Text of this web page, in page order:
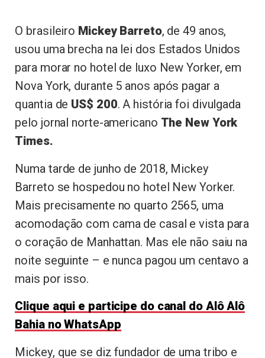
O brasileiro Mickey Barreto, de 49 anos,
usou uma brecha na lei dos Estados Unidos
para morar no hotel de luxo New Yorker, em
Nova York, durante 5 anos após pagar a
quantia de US$ 200. A história foi divulgada
pelo jornal norte-americano The New York
Times.
Numa tarde de junho de 2018, Mickey
Barreto se hospedou no hotel New Yorker.
Mais precisamente no quarto 2565, uma
acomodação com cama de casal e vista para
o coração de Manhattan. Mas ele não saiu na
noite seguinte – e nunca pagou um centavo a
mais por isso.
Clique aqui e participe do canal do Alô Alô
Bahia no WhatsApp
Mickey, que se diz fundador de uma tribo e